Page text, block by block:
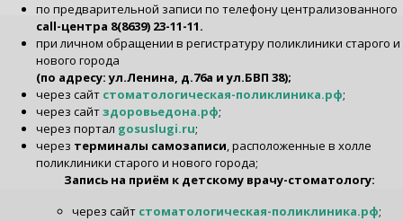
по предварительной записи по телефону централизованного
call-центра 8(8639) 23-11-11.
при личном обращении в регистратуру поликлиники старого и
нового города
(по адресу: ул.Ленина, д.76а и ул.БВП 38);
через сайт стоматологическая-поликлиника.рф;
через сайтздоровьедона.рф;
через портал gosuslugi.ru;
через терминалы самозаписи, расположенные в холле
поликлиники старого и нового города;
Запись на приём к детскому врачу-стоматологу:
через сайт стоматологическая-поликлиника.рф;